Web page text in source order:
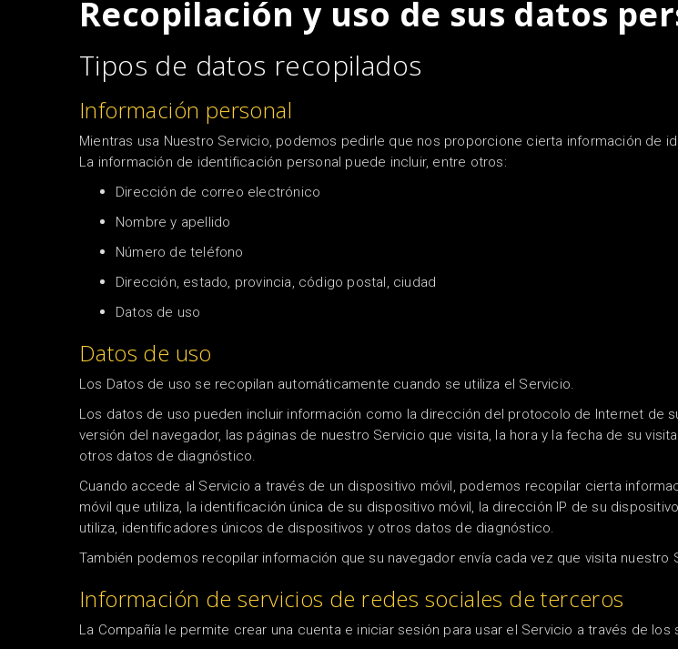
Recopilación y uso de sus datos
Tipos de datos recopilados
Información personal
Mientras usa Nuestro Servicio, podemos pedirle que nos proporcione cierta información de
La información de identificación personal puede incluir, entre otros:
Dirección de correo electrónico
Nombre y apellido
Número de teléfono
Dirección, estado, provincia, código postal, ciudad
Datos de uso
Datos de uso
Los Datos de uso se recopilan automáticamente cuando se utiliza el Servicio.
Los datos de uso pueden incluir información como la dirección del protocolo de Internet de
versión del navegador, las páginas de nuestro Servicio que visita, la hora y la fecha de su
otros datos de diagnóstico.
Cuando accede al Servicio a través de un dispositivo móvil, podemos recopilar cierta
móvil que utiliza, la identificación única de su dispositivo móvil, la dirección IP de su
utiliza, identificadores únicos de dispositivos y otros datos de diagnóstico.
También podemos recopilar información que su navegador envía cada vez que visita
Información de servicios de redes sociales de terceros
La Compañía le permite crear una cuenta e iniciar sesión para usar el Servicio a través de